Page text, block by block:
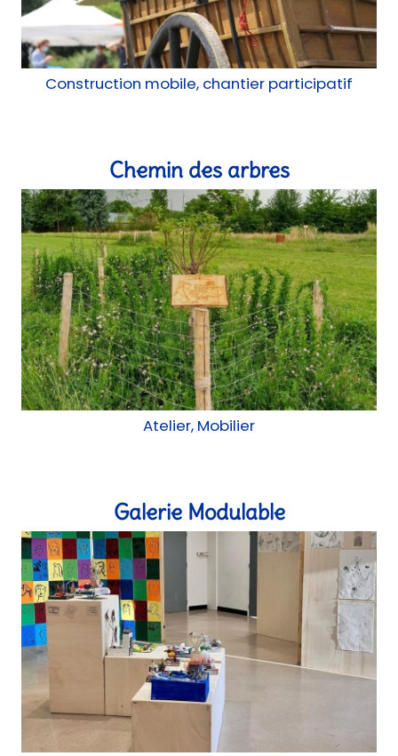
Construction mobile, chantier participatif
Chemin des arbres
Atelier, Mobilier
Galerie Modulable